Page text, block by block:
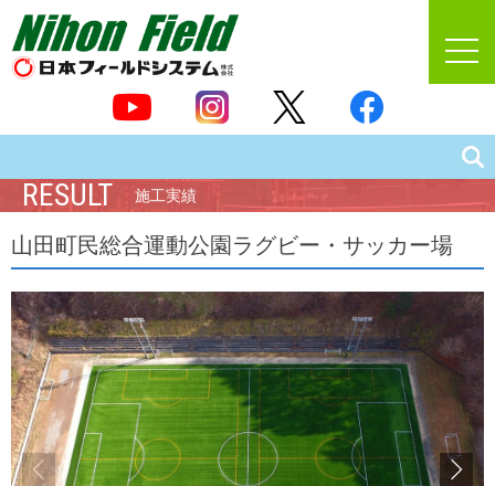
RESULT 施工実績
山田町民総合運動公園ラグビー・サッカー場